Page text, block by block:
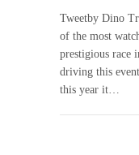
Tweetby Dino
of the most
prestigious race
driving this
this year it…